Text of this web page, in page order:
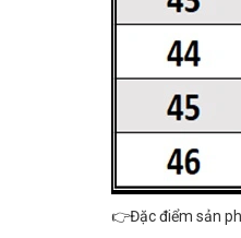
👉Đặc điểm sản